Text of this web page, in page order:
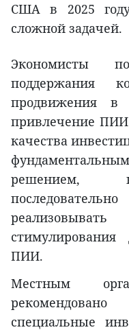
США в 2025
сложной задачей.
Экономисты
поддержания
продвижения в
привлечение
качества
решением,
стимулирования
ПИИ.
Местным
специальные